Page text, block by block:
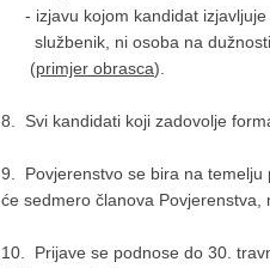
- izjavu kojom kandidat izjavljuje
službenik, ni osoba na dužnosti
(primjer obrasca).
8. Svi kandidati koji zadovolje
9. Povjerenstvo se bira na temelju
će sedmero članova Povjerenstva,
10. Prijave se podnose do 30.